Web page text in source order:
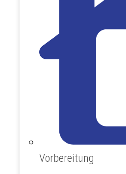
Vorbereitung